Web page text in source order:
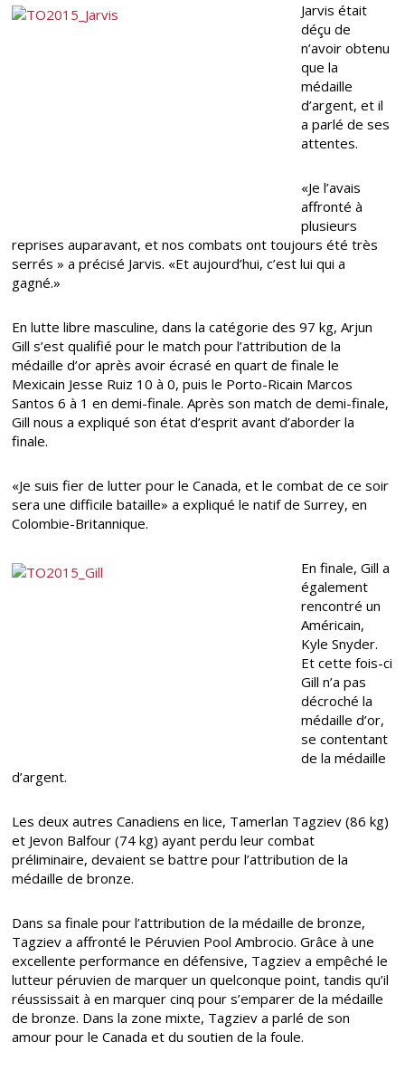
Jarvis était
déçu de
n’avoir obtenu
que la
médaille
d’argent, et il
a parlé de ses
attentes.
«Je l’avais
affronté à
plusieurs
reprises auparavant, et nos combats ont toujours été très
serrés » a précisé Jarvis. «Et aujourd’hui, c’est lui qui a
gagné.»
En lutte libre masculine, dans la catégorie des 97 kg, Arjun
Gill s’est qualifié pour le match pour l’attribution de la
médaille d’or après avoir écrasé en quart de finale le
Mexicain Jesse Ruiz 10 à 0, puis le Porto-Ricain Marcos
Santos 6 à 1 en demi-finale. Après son match de demi-finale,
Gill nous a expliqué son état d’esprit avant d’aborder la
finale.
«Je suis fier de lutter pour le Canada, et le combat de ce soir
sera une difficile bataille» a expliqué le natif de Surrey, en
Colombie-Britannique.
En finale, Gill a
également
rencontré un
Américain,
Kyle Snyder.
Et cette fois-ci
Gill n’a pas
décroché la
médaille d’or,
se contentant
de la médaille
d’argent.
Les deux autres Canadiens en lice, Tamerlan Tagziev (86 kg)
et Jevon Balfour (74 kg) ayant perdu leur combat
préliminaire, devaient se battre pour l’attribution de la
médaille de bronze.
Dans sa finale pour l’attribution de la médaille de bronze,
Tagziev a affronté le Péruvien Pool Ambrocio. Grâce à une
excellente performance en défensive, Tagziev a empêché le
lutteur péruvien de marquer un quelconque point, tandis qu’il
réussissait à en marquer cinq pour s’emparer de la médaille
de bronze. Dans la zone mixte, Tagziev a parlé de son
amour pour le Canada et du soutien de la foule.